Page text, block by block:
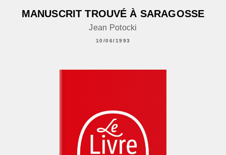
MANUSCRIT TROUVÉ À SARAGOSSE
Jean Potocki
10/06/1993